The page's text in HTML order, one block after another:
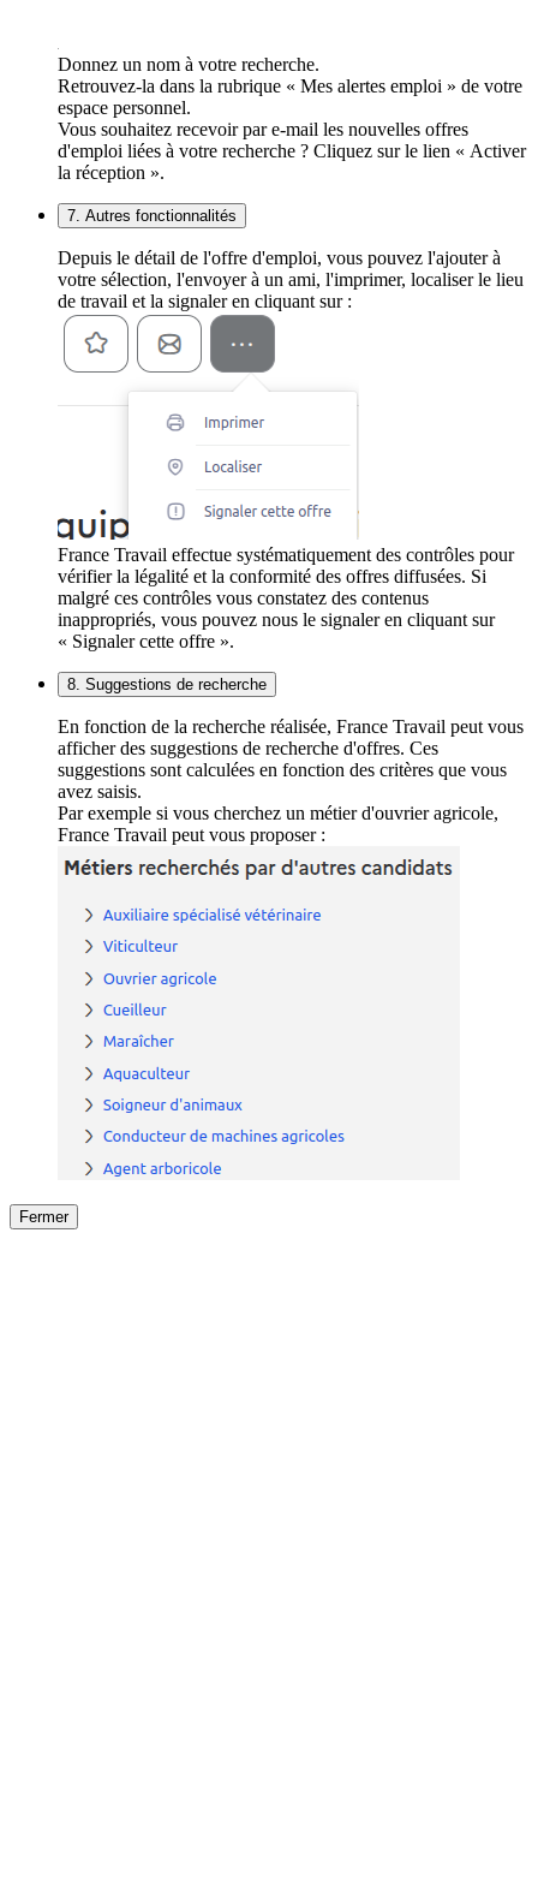
Donnez un nom à votre recherche.
Retrouvez-la dans la rubrique « Mes alertes emploi » de votre
espace personnel.
Vous souhaitez recevoir par e-mail les nouvelles offres
d'emploi liées à votre recherche ? Cliquez sur le lien « Activer
la réception ».
7. Autres fonctionnalités
Depuis le détail de l'offre d'emploi, vous pouvez l'ajouter à
votre sélection, l'envoyer à un ami, l'imprimer, localiser le lieu
de travail et la signaler en cliquant sur :
France Travail effectue systématiquement des contrôles pour
vérifier la légalité et la conformité des offres diffusées. Si
malgré ces contrôles vous constatez des contenus
inappropriés, vous pouvez nous le signaler en cliquant sur
« Signaler cette offre ».
8. Suggestions de recherche
En fonction de la recherche réalisée, France Travail peut vous
afficher des suggestions de recherche d'offres. Ces
suggestions sont calculées en fonction des critères que vous
avez saisis.
Par exemple si vous cherchez un métier d'ouvrier agricole,
France Travail peut vous proposer :
Fermer